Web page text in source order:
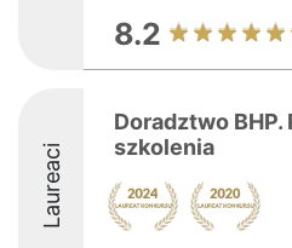
8.2
Laureaci
Doradztwo BHP.
szkolenia